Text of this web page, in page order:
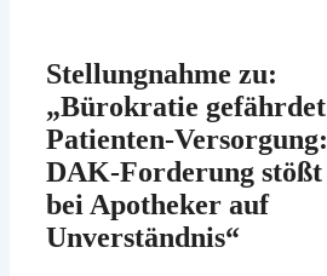
Stellungnahme zu:
„Bürokratie gefährdet
Patienten-Versorgung:
DAK-Forderung stößt
bei Apotheker auf
Unverständnis“